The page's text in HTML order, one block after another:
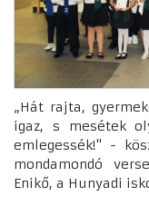
„Hát rajta,
igaz, s mesétek
emlegessék!" -
mondamondó
Enikő, a Hunyadi